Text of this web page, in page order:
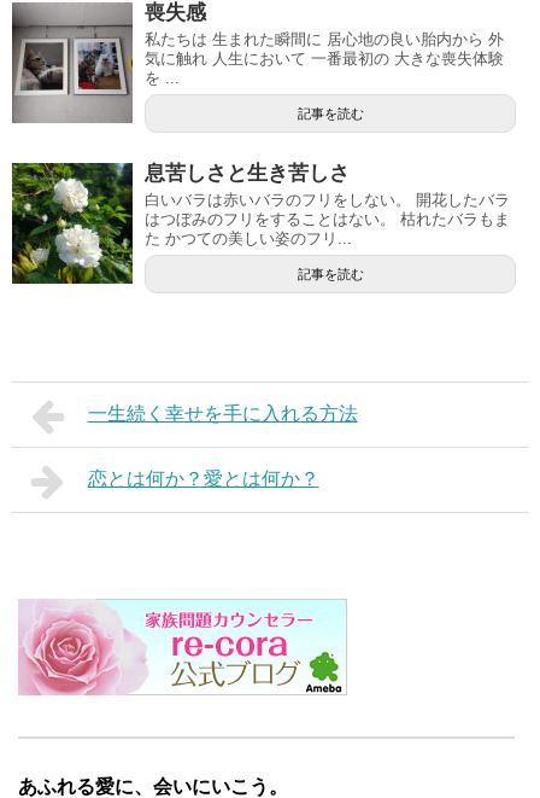
喪失感
私たちは 生まれた瞬間に 居心地の良い胎内から 外
気に触れ 人生において 一番最初の 大きな喪失体験
を ...
記事を読む
息苦しさと生き苦しさ
白いバラは赤いバラのフリをしない。 開花したバラ
はつぼみのフリをすることはない。 枯れたバラもま
た かつての美しい姿のフリ...
記事を読む
一生続く幸せを手に入れる方法
恋とは何か？愛とは何か？
あふれる愛に、会いにいこう。